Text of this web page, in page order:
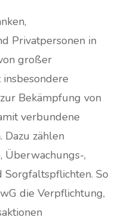
Privatpersonen in
großer
Bekämpfung von
verbundene
Dazu zählen
Überwachungs-,
So
die Verpflichtung,